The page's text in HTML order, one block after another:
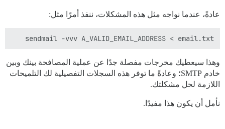
عادةً، عندما نواجه مثل هذه المشكلات، ننفذ أمرًا مثل:
sendmail -vvv A_VALID_EMAIL_ADDRESS < email.txt
وهذا سيعطيك مخرجات مفصلة جدًا عن عملية المصافحة بينك وبين
خادم SMTP؛ وعادةً ما توفر هذه السجلات التفصيلية لك التلميحات
اللازمة لحل مشكلتك.
نأمل أن يكون هذا مفيدًا.